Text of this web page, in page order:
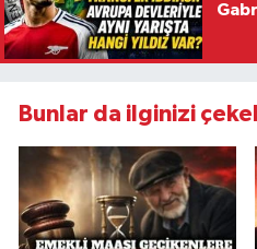
Bunlar da ilginizi